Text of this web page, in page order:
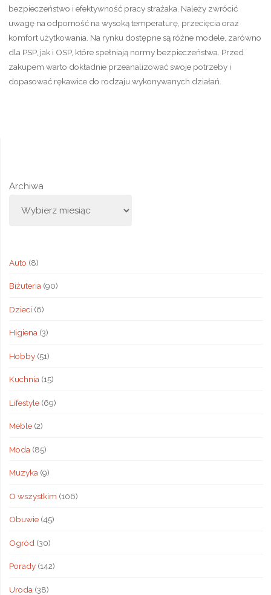
bezpieczeństwo i efektywność pracy strażaka. Należy zwrócić
uwagę na odporność na wysoką temperaturę, przecięcia oraz
komfort użytkowania. Na rynku dostępne są różne modele, zarówno
dla PSP, jak i OSP, które spełniają normy bezpieczeństwa. Przed
zakupem warto dokładnie przeanalizować swoje potrzeby i
dopasować rękawice do rodzaju wykonywanych działań.
Archiwa
Auto (8)
Biżuteria (90)
Dzieci (6)
Higiena (3)
Hobby(51)
Kuchnia (15)
Lifestyle(69)
Meble(2)
Moda (85)
Muzyka (9)
O wszystkim (106)
Obuwie(45)
Ogród (30)
Porady(142)
Uroda (38)